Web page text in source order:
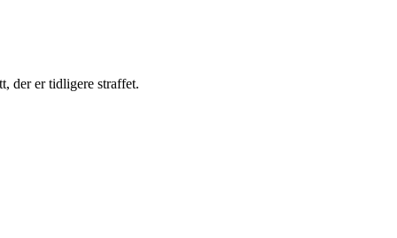
der er tidligere straffet.